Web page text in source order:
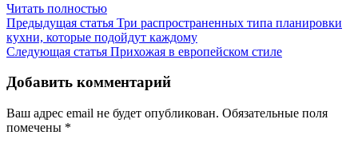
Читать полностью
Предыдущая статья Три распространенных типа планировки
кухни, которые подойдут каждому
Следующая статья Прихожая в европейском стиле
Добавить комментарий
Ваш адрес email не будет опубликован. Обязательные поля
помечены *